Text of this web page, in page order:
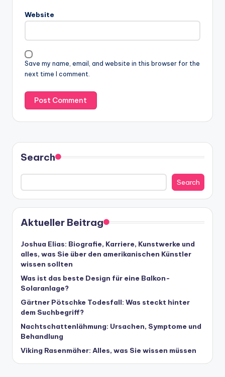
Website
Save my name, email, and website in this browser for the
next time I comment.
Search
Search
Aktueller Beitrag
Joshua Elias: Biografie, Karriere, Kunstwerke und
alles, was Sie über den amerikanischen Künstler
wissen sollten
Was ist das beste Design für eine Balkon-
Solaranlage?
Gärtner Pötschke Todesfall: Was steckt hinter
dem Suchbegriff?
Nachtschattenlähmung: Ursachen, Symptome und
Behandlung
Viking Rasenmäher: Alles, was Sie wissen müssen